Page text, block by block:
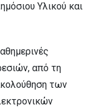
Υλικού και
από τη
των